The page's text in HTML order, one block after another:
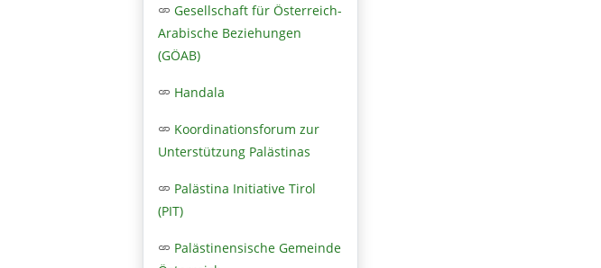
Gesellschaft für Österreich-
Arabische Beziehungen
(GÖAB)
Handala
Koordinationsforum zur
Unterstützung Palästinas
Palästina Initiative Tirol
(PIT)
Palästinensische Gemeinde